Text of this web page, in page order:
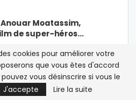
Moatassim,
de super-héros…
marocaine de
toute…
sur le civisme dans la
cookies pour améliorer votre
que vous êtes d'accord
vous désinscrire si vous le
J'accepte Lire la suite